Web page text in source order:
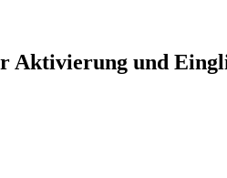
Aktivierung und